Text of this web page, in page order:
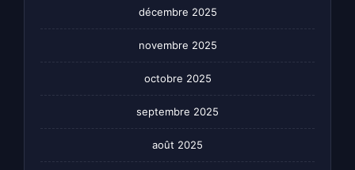
décembre 2025
novembre 2025
octobre 2025
septembre 2025
août 2025